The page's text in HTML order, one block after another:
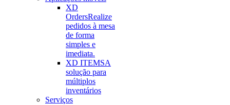
XD
OrdersRealize
pedidos à mesa
de forma
simples e
imediata.
XD ITEMSA
solução para
múltiplos
inventários
Serviços